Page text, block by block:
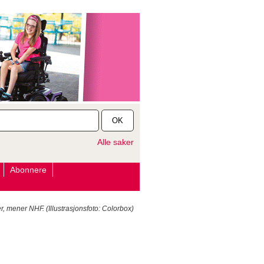
OK
Alle saker
Abonnere
mener NHF. (Illustrasjonsfoto: Colorbox)